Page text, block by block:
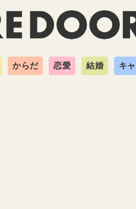
からだ 恋愛 結婚 キ